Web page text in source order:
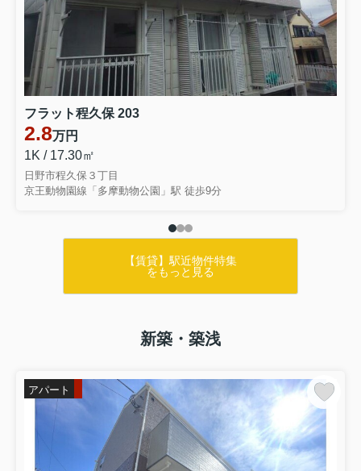
フラット程久保 203
2.8万円
1K / 17.30㎡
日野市程久保３丁目
京王動物園線「多摩動物公園」駅 徒歩9分
【賃貸】駅近物件特集
をもっと見る
新築・築浅
アパート